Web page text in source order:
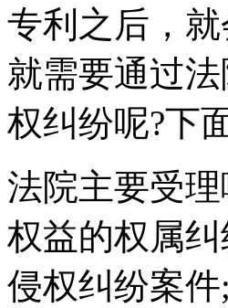
专利之后，
就需要通过
权纠纷呢?下
法院主要受
权益的权属
侵权纠纷案